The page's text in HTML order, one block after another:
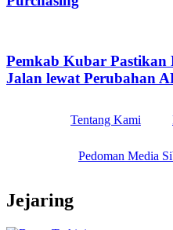
Pemkab Kubar Pastikan
Jalan lewat Perubahan
Tentang Kami
Pedoman Media
Jejaring